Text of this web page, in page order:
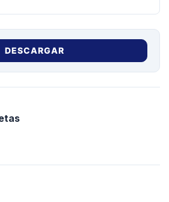
DESCARGAR